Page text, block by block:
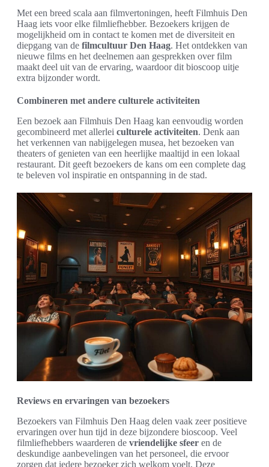
Met een breed scala aan filmvertoningen, heeft Filmhuis Den
Haag iets voor elke filmliefhebber. Bezoekers krijgen de
mogelijkheid om in contact te komen met de diversiteit en
diepgang van de filmcultuur Den Haag. Het ontdekken van
nieuwe films en het deelnemen aan gesprekken over film
maakt deel uit van de ervaring, waardoor dit bioscoop uitje
extra bijzonder wordt.
Combineren met andere culturele activiteiten
Een bezoek aan Filmhuis Den Haag kan eenvoudig worden
gecombineerd met allerlei culturele activiteiten. Denk aan
het verkennen van nabijgelegen musea, het bezoeken van
theaters of genieten van een heerlijke maaltijd in een lokaal
restaurant. Dit geeft bezoekers de kans om een complete dag
te beleven vol inspiratie en ontspanning in de stad.
Reviews en ervaringen van bezoekers
Bezoekers van Filmhuis Den Haag delen vaak zeer positieve
ervaringen over hun tijd in deze bijzondere bioscoop. Veel
filmliefhebbers waarderen de vriendelijke sfeer en de
deskundige aanbevelingen van het personeel, die ervoor
zorgen dat iedere bezoeker zich welkom voelt. Deze